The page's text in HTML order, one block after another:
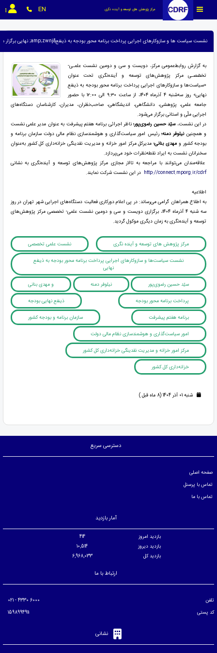
مرکز پژوهش های توسعه و آینده نگری EN
نشست سیاست ها و سازوکارهای اجرایی پرداخت برنامه محور بودجه به ذینفع&amp;zwnj; نهایی برگزار می شود
به گزارش روابط‌عمومی مرکز، دویست و سی و دومین نشست علمـی-
تخصّصـی مرکز پژوهش‌های توسعه و آینده‌نگری تحت عنوان
«سیاست‌ها و سازوکارهای اجرایی پرداخت برنامه محور بودجه به ذینفع‌
نهایی» روز سه‌شنبه ۴ آذرماه ۱۴۰۴، از ساعت ۹:۳۰ الی ۱۲:۰۰ با حضور
جامعه علمی، پژوهشی، دانشگاهی، اندیشگاهی، صاحب‌نظران، مدیران، کارشناسان دستگاه‌های
اجرایی ملّی و استانی برگزار می‌شود.
در این نشست،سیّد حسین رضوی‌پور؛ ناظر اجرائی برنامه هفتم پیشرفت به عنوان مدیر علمی نشست
و همچنیننیلوفر دمنه؛رئیس امور سیاست‌گذاری و هوشمند‌سازی نظام مالی دولت سازمان برنامه و
بودجه کشور ومهدی بنانی؛ مدیرکل مرکز امور خزانه و مدیریت نقدینگی خزانه‌داری کل کشور به‌عنوان
سخنرانان نشست به ایراد نقطه‌نظرات خود می‌پردازد.
علاقه‌مندان می‌توانند با مراجعه به تالار مجازی مرکز پژوهش‌های توسعه و آینده‌نگری به نشانی
http://connect.mporg.ir/cdrf در این نشست شرکت نمایند.
اطلاعیه
به اطلاع همراهان گرامی می‌رساند: در پی اعلام دورکاری فعالیت دستگاه‌هاى اجرایى شهر تهران در روز
سه شنبه ۴ آذرماه ۱۴٠۴، برگزاری دویست و سی و دومین نشست علمی- تخصصی مرکز پژوهش‌های
توسعه و آینده‌نگری به زمان دیگری موکول گردید.
مرکز پژوهش های توسعه و آینده نگری نشست علمی تخصصی
نشست سیاست‌ها و سازوکارهای اجرایی پرداخت برنامه محور بودجه به ذینفع‌
نهایی
سیّد حسین رضوی‌پور نیلوفر دمنه و مهدی بنانی
پرداخت برنامه محور بودجه ذینفع‌ نهایی بودجه
برنامه هفتم پیشرفت سازمان برنامه و بودجه کشور
امور سیاست‌گذاری و هوشمند‌سازی نظام مالی دولت
مرکز امور خزانه و مدیریت نقدینگی خزانه‌داری کل کشور
خزانه‌داری کل کشور
شنبه 01 آذر 1404 (8 ماه قبل )
دسترسی سریع
صفحه اصلی
تماس با پرسنل
تماس با ما
آمار بازدید
بازدید امروز
414
بازدید دیروز
10,514
بازدید کل
6,968,033
ارتباط با ما
تلفن
کد پستی
نشانی